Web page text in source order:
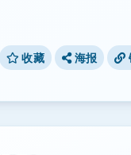
收藏 海报